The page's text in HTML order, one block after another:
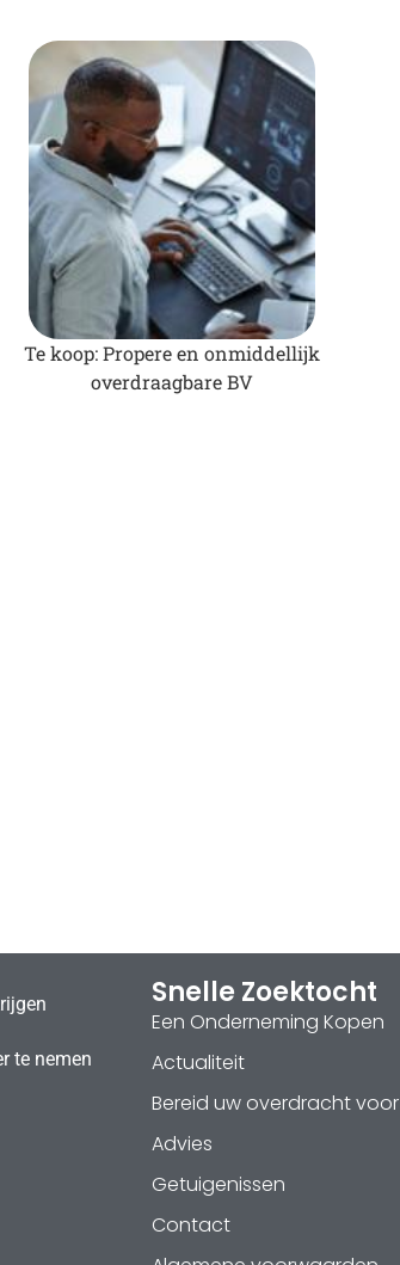
Te koop: Propere en onmiddellijk
overdraagbare BV
te nemen
Snelle Zoektocht
Een Onderneming Kopen
Actualiteit
Bereid uw overdracht voor
Advies
Getuigenissen
Contact